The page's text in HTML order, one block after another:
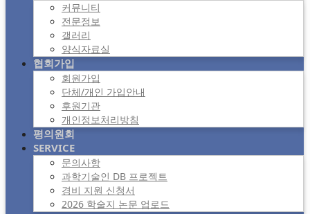
커뮤니티
전문정보
갤러리
양식자료실
협회가입
회원가입
단체/개인 가입안내
후원기관
개인정보처리방침
평의원회
SERVICE
문의사항
과학기술인 DB 프로젝트
경비 지원 신청서
2026 학술지 논문 업로드